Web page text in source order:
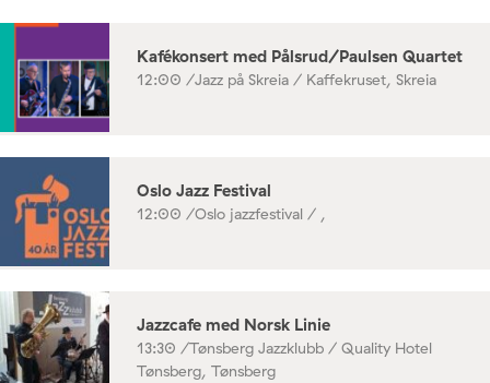
Kafékonsert med Pålsrud/Paulsen Quartet
12:00 /Jazz på Skreia / Kaffekruset, Skreia
Oslo Jazz Festival
12:00 /Oslo jazzfestival / ,
Jazzcafe med Norsk Linie
13:30 /Tønsberg Jazzklubb / Quality Hotel
Tønsberg, Tønsberg